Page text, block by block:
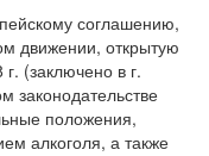
соглашению,
движении, открытую
(заключено в г.
законодательстве
положения,
алкоголя, а также